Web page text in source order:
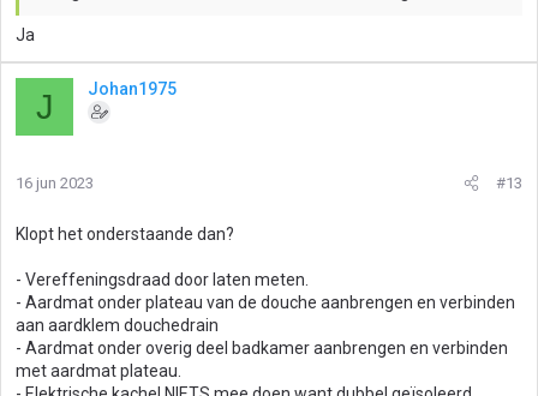
Ja
J Johan1975
16 jun 2023 #13
Klopt het onderstaande dan?
- Vereffeningsdraad door laten meten.
- Aardmat onder plateau van de douche aanbrengen en verbinden
aan aardklem douchedrain
- Aardmat onder overig deel badkamer aanbrengen en verbinden
met aardmat plateau.